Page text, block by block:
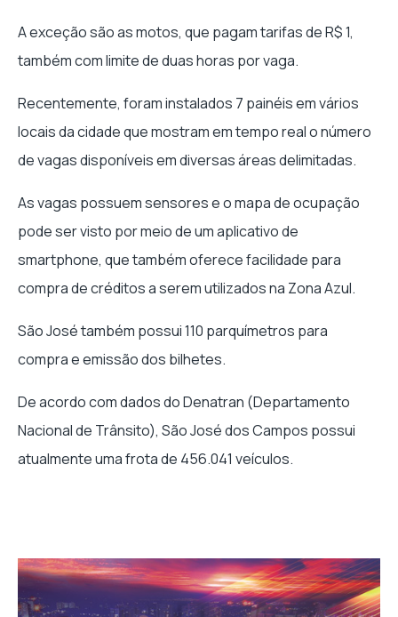
A exceção são as motos, que pagam tarifas de R$ 1,
também com limite de duas horas por vaga.
Recentemente, foram instalados 7 painéis em vários
locais da cidade que mostram em tempo real o número
de vagas disponíveis em diversas áreas delimitadas.
As vagas possuem sensores e o mapa de ocupação
pode ser visto por meio de um aplicativo de
smartphone, que também oferece facilidade para
compra de créditos a serem utilizados na Zona Azul.
São José também possui 110 parquímetros para
compra e emissão dos bilhetes.
De acordo com dados do Denatran (Departamento
Nacional de Trânsito), São José dos Campos possui
atualmente uma frota de 456.041 veículos.